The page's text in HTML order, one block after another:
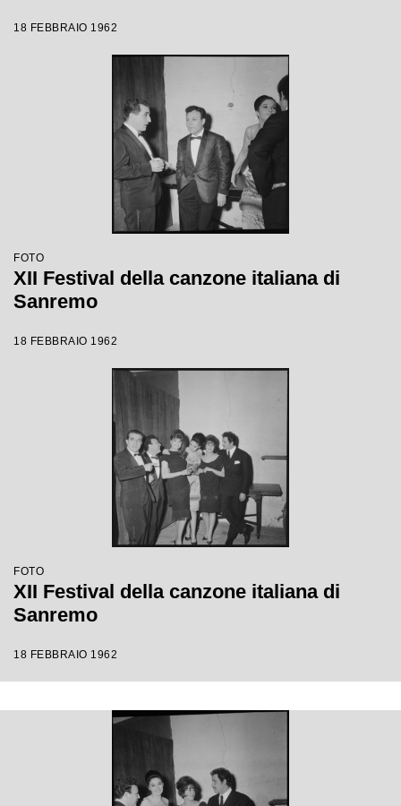
18 FEBBRAIO 1962
FOTO
XII Festival della canzone italiana di
Sanremo
18 FEBBRAIO 1962
FOTO
XII Festival della canzone italiana di
Sanremo
18 FEBBRAIO 1962